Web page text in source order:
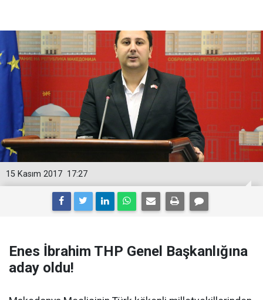
17:27
15 Kasım 2017
Enes İbrahim THP Genel Başkanlığına
aday oldu!